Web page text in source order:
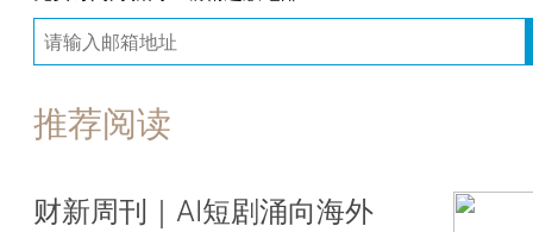
推荐阅读
财新周刊｜AI短剧涌向海外